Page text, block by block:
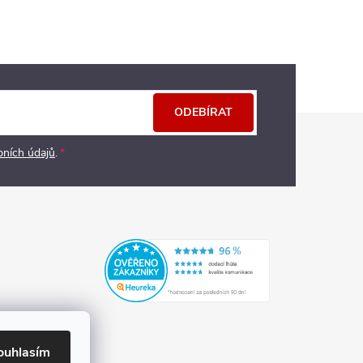
údajů.
ODEBÍRAT